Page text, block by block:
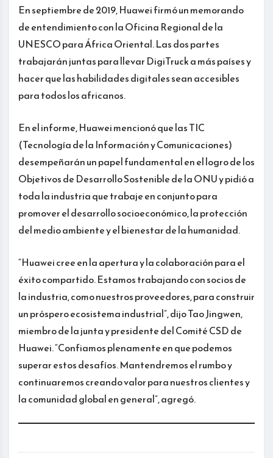
En septiembre de 2019, Huawei firmó un memorando
de entendimiento con la Oficina Regional de la
UNESCO para África Oriental. Las dos partes
trabajarán juntas para llevar DigiTruck a más países y
hacer que las habilidades digitales sean accesibles
para todos los africanos.
En el informe, Huawei mencionó que las TIC
(Tecnología de la Información y Comunicaciones)
desempeñarán un papel fundamental en el logro de los
Objetivos de Desarrollo Sostenible de la ONU y pidió a
toda la industria que trabaje en conjunto para
promover el desarrollo socioeconómico, la protección
del medio ambiente y el bienestar de la humanidad.
“Huawei cree en la apertura y la colaboración para el
éxito compartido. Estamos trabajando con socios de
la industria, como nuestros proveedores, para construir
un próspero ecosistema industrial”, dijo Tao Jingwen,
miembro de la junta y presidente del Comité CSD de
Huawei. “Confiamos plenamente en que podemos
superar estos desafíos. Mantendremos el rumbo y
continuaremos creando valor para nuestros clientes y
la comunidad global en general”, agregó.